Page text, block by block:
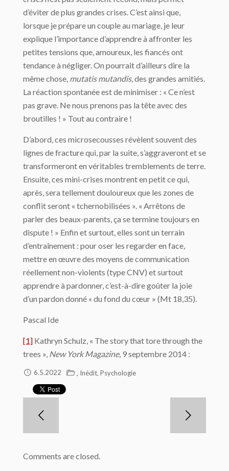
d’éviter de plus grandes crises. C’est ainsi que,
lorsque je prépare un couple au mariage, je leur
explique l’importance d’apprendre à affronter les
petites tensions que, amoureux, les fiancés ont
tendance à négliger. On pourrait d’ailleurs dire la
même chose, mutatis mutandis, des grandes amitiés.
La réaction spontanée est de minimiser : « Ce n’est
pas grave. Ne nous prenons pas la tête avec des
broutilles ! » Tout au contraire !
D’abord, ces microsecousses révèlent souvent des
lignes de fracture qui, par la suite, s’aggraveront et se
transformeront en véritables tremblements de terre.
Ensuite, ces mini-crises montrent en petit ce qui,
après, sera tellement douloureux que les zones de
conflit seront « tchernobilisées ». « Arrêtons de
parler des beaux-parents, ça se termine toujours en
dispute ! » Enfin et surtout, elles sont un terrain
d’entraînement : pour oser les regarder en face,
mettre en œuvre des moyens de communication
réellement non-violents (type CNV) et surtout
apprendre à pardonner, c’est-à-dire goûter la joie
d’un pardon donné « du fond du cœur » (Mt 18,35).
Pascal Ide
[1] Kathryn Schulz, « The story that tore through the
trees », New York Magazine, 9 septembre 2014 :
6.5.2022 , Inédit, Psychologie
Comments are closed.